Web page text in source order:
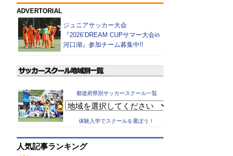
ADVERTORIAL
ジュニアサッカー大会
『2026’DREAM CUPサマー大会in
河口湖』参加チーム募集中!!
都道府県別サッカースクール一覧
体験入学でスクールを選ぼう！
人気記事ランキング